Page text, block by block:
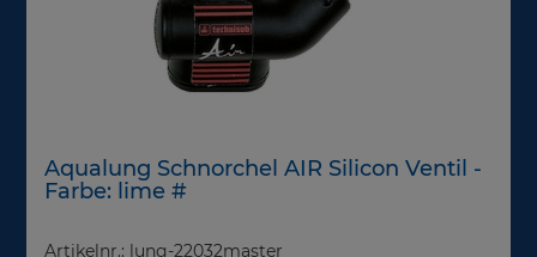
Aqualung Schnorchel AIR Silicon Ventil -
Farbe: lime #
Artikelnr.: lung-22032master